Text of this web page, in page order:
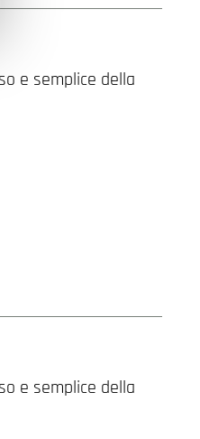
e semplice della
e semplice della